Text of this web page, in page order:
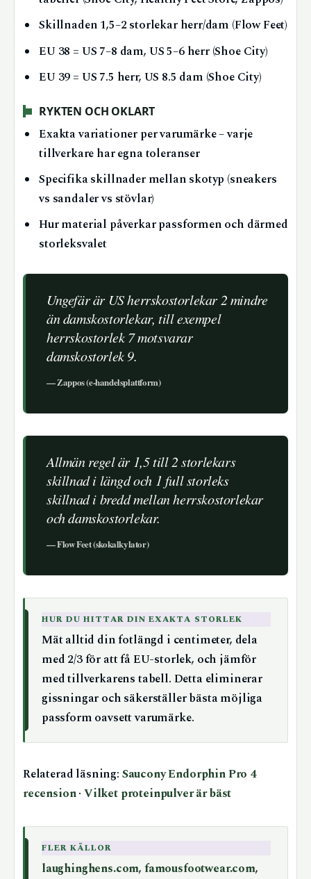
Skillnaden 1,5–2 storlekar herr/dam (Flow Feet)
EU 38 = US 7–8 dam, US 5–6 herr (Shoe City)
EU 39 = US 7.5 herr, US 8.5 dam (Shoe City)
RYKTEN OCH OKLART
Exakta variationer per varumärke – varje
tillverkare har egna toleranser
Specifika skillnader mellan skotyp (sneakers
vs sandaler vs stövlar)
Hur material påverkar passformen och därmed
storleksvalet
Ungefär är US herrskostorlekar 2 mindre
än damskostorlekar, till exempel
herrskostorlek 7 motsvarar
damskostorlek 9.
— Zappos (e-handelsplattform)
Allmän regel är 1,5 till 2 storlekars
skillnad i längd och 1 full storleks
skillnad i bredd mellan herrskostorlekar
och damskostorlekar.
— Flow Feet (skokalkylator)
HUR DU HITTAR DIN EXAKTA STORLEK
Mät alltid din fotlängd i centimeter, dela
med 2/3 för att få EU-storlek, och jämför
med tillverkarens tabell. Detta eliminerar
gissningar och säkerställer bästa möjliga
passform oavsett varumärke.
Relaterad läsning: Saucony Endorphin Pro 4
recension· Vilket proteinpulver är bäst
FLER KÄLLOR
laughinghens.com, famousfootwear.com,